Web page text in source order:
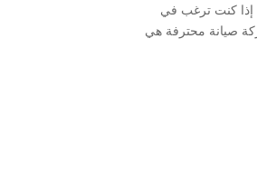
إذا كنت ترغب في
صيانة محترفة هي